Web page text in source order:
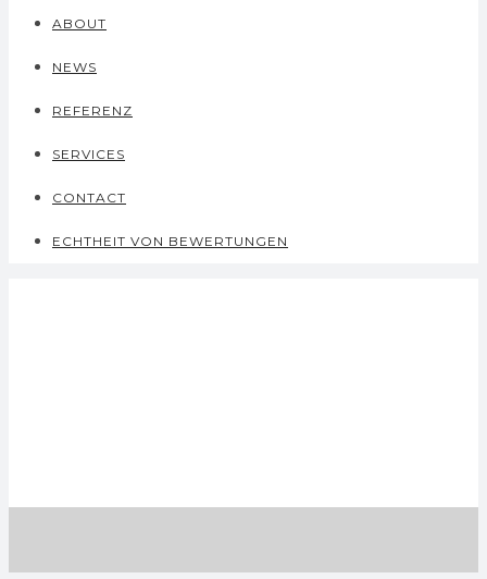
ABOUT
NEWS
REFERENZ
SERVICES
CONTACT
ECHTHEIT VON BEWERTUNGEN